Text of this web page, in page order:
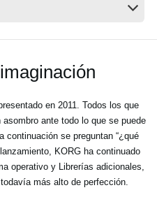
en 2011. Todos los que
ante todo lo que se puede
continuación se preguntan “¿qué
KORG ha continuado
operativo y Librerías adicionales,
más alto de perfección.